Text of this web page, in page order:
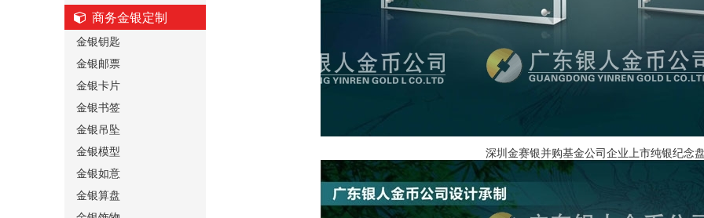
商务金银定制
金银钥匙
金银邮票
金银卡片
金银书签
金银吊坠
金银模型
金银如意
金银算盘
深圳金赛银并购基金公司企业上市纯银纪念